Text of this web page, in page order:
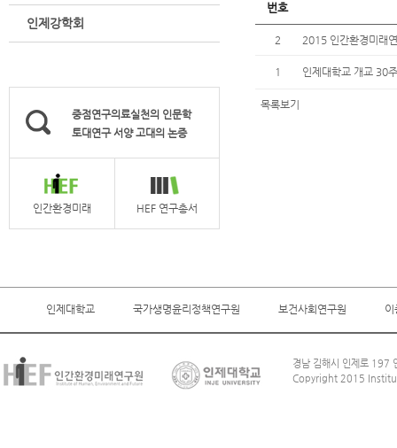
인제강학회
중점연구의료실천의 인문학
토대연구 서양 고대의 논증
인간환경미래 HEF 연구총서
번호
2 2015 인간환경미래
1 인제대학교 개교 30
목록보기
인제대학교 국가생명윤리정책연구원 보건사회연구원 이
경남 김해시 인제로
Copyright 2015